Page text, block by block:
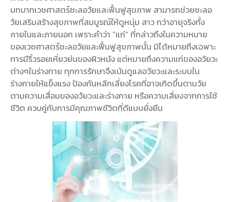
บทบาทเวชศาสตร์ชะลอวัยและฟื้นฟูสุขภาพ สามารถช่วยชะลอ
วัยเสริมสร้างสุขภาพที่สมบูรณ์ให้ดูหนุ่ม สาว กว่าอายุจริงทั้ง
ภายในและภายนอก เพราะคำว่า “แก่” ที่กล่าวถึงในความหมาย
ของเวชศาสตร์ชะลอวัยและฟื้นฟูสุขภาพนั้น มิได้หมายถึงเฉพาะ
การมีริ้วรอยเหี่ยวย่นของผิวหนัง แต่หมายถึงความแก่ของอวัยวะ
ต่างๆในร่างกาย ทุกการรักษาจึงเน้นดูแลอวัยวะและระบบใน
ร่างกายให้แข็งแรง ป้องกันหลีกเลี่ยงโรคที่อาจเกิดขึ้นตามวัย
ตามความเสื่อมของอวัยวะและร่างกาย หรือความเสี่ยงจากการใช้
ชีวิต ควบคู่กับการมีคุณภาพชีวิตที่ดีแบบยั่งยืน